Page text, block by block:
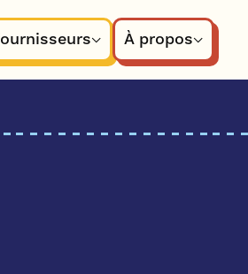
À propos